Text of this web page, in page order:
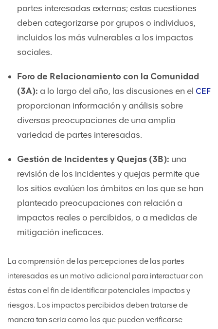
partes interesadas externas; estas cuestiones
deben categorizarse por grupos o individuos,
incluidos los más vulnerables a los impactos
sociales.
Foro de Relacionamiento con la Comunidad
(3A): a lo largo del año, las discusiones en el CEF
proporcionan información y análisis sobre
diversas preocupaciones de una amplia
variedad de partes interesadas.
Gestión de Incidentes y Quejas (3B): una
revisión de los incidentes y quejas permite que
los sitios evalúen los ámbitos en los que se han
planteado preocupaciones con relación a
impactos reales o percibidos, o a medidas de
mitigación ineficaces.
La comprensión de las percepciones de las partes
interesadas es un motivo adicional para interactuar con
éstas con el fin de identificar potenciales impactos y
riesgos. Los impactos percibidos deben tratarse de
manera tan seria como los que pueden verificarse